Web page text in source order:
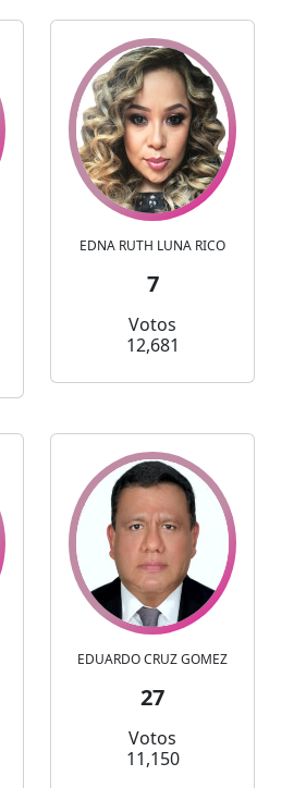
EDNA RUTH LUNA RICO
7
Votos
12,681
EDUARDO CRUZ GOMEZ
27
Votos
11,150